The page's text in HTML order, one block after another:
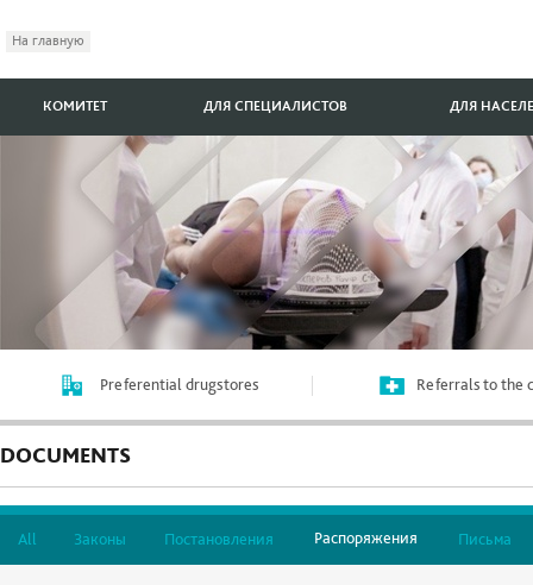
На главную
КОМИТЕТ ДЛЯ СПЕЦИАЛИСТОВ ДЛЯ
Preferential drugstores Referrals to the
DOCUMENTS
All Законы Постановления Распоряжения Письма